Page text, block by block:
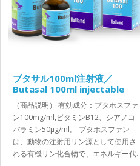
ブタサル100ml注射液／
Butasal 100ml injectable
（商品説明） 有効成分：ブタホスファ
ン100mg/ml,ビタミンB12、シアノコ
バラミン50μg/ml。 ブタホスファン
は、動物の注射用リン源として使用さ
れる有機リン化合物で、エネルギー代..